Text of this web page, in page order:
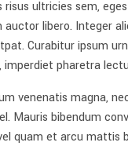
risus ultricies sem,
auctor libero. Integer
Curabitur ipsum
imperdiet pharetra
venenatis magna,
Mauris bibendum
quam et arcu mattis